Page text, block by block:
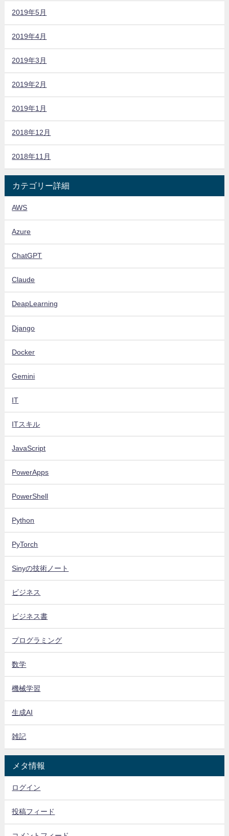
2019年5月
2019年4月
2019年3月
2019年2月
2019年1月
2018年12月
2018年11月
カテゴリー詳細
AWS
Azure
ChatGPT
Claude
DeapLearning
Django
Docker
Gemini
IT
ITスキル
JavaScript
PowerApps
PowerShell
Python
PyTorch
Sinyの技術ノート
ビジネス
ビジネス書
プログラミング
数学
機械学習
生成AI
雑記
メタ情報
ログイン
投稿フィード